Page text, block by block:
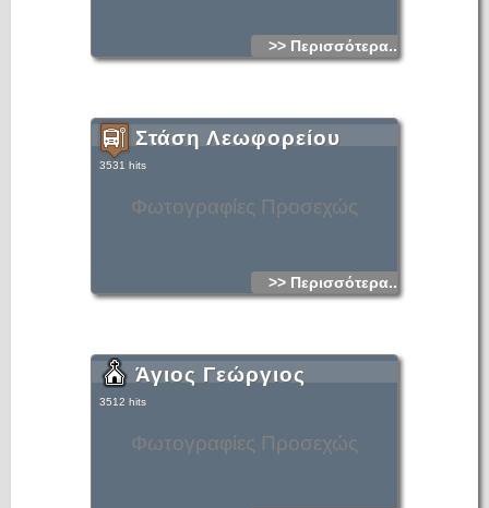
>> Περισσότερα...
Φωτογραφίες Προσεχώς
Στάση Λεωφορείου
3531 hits
>> Περισσότερα...
Φωτογραφίες Προσεχώς
Άγιος Γεώργιος
3512 hits